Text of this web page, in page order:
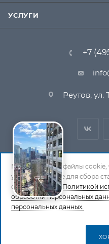
УСЛУГИ
+7
Реутов, ул.
© 1994-2026
копировании
источник
Мы используем файлы cookie,
удобнее, а также для сбора
соглашаетесь сПолитикой
обработки персональных
персональных данных.